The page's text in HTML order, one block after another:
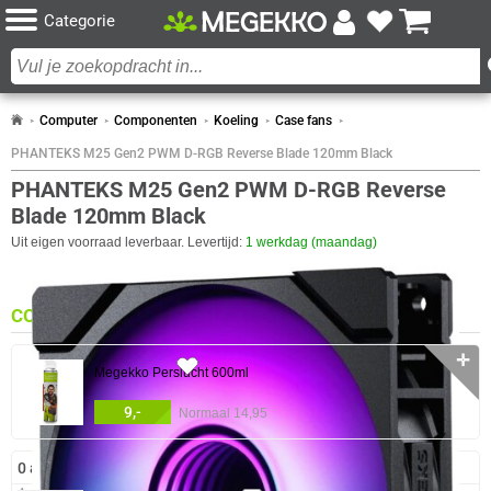
Categorie
Computer Componenten Koeling Case fans
PHANTEKS M25 Gen2 PWM D-RGB Reverse Blade 120mm Black
PHANTEKS M25 Gen2 PWM D-RGB Reverse
Blade 120mm Black
Uit eigen voorraad leverbaar. Levertijd: 1 werkdag (maandag)
51x
COMBINEER
Megekko Perslucht 600ml
9,- Normaal 14,95
✛
0 artikelen geselecteerd